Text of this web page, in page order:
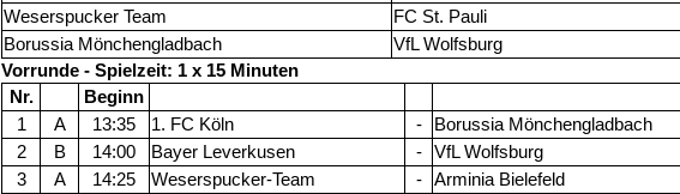
Weserspucker Team
FC St. Pauli
Borussia Mönchengladbach
VfL Wolfsburg
Vorrunde - Spielzeit: 1 x 15 Minuten
Nr.
Beginn
1
A 13:35 1. FC Köln - Borussia Mönchengladbach
2
B 14:00 Bayer Leverkusen - VfL Wolfsburg
3
A 14:25 Weserspucker-Team - Arminia Bielefeld